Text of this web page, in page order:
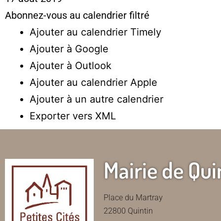
Abonnez-vous au calendrier filtré
Ajouter au calendrier Timely
Ajouter à Google
Ajouter à Outlook
Ajouter au calendrier Apple
Ajouter à un autre calendrier
Exporter vers XML
Mairie de
Place du Martray
22800 Quintin